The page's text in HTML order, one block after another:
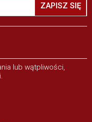
ZAPISZ SIĘ
lub wątpliwości,